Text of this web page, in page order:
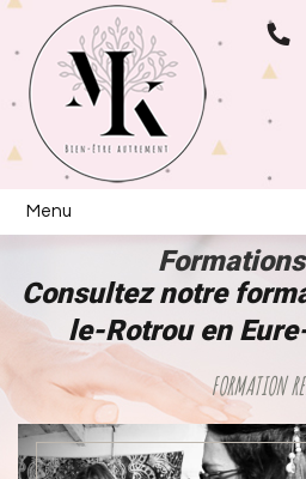
Menu
Consultez notre
le-Rotrou en
FORMATION